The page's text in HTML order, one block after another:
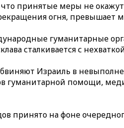
что принятые меры не
огня, превышает
гуманитарные
сталкивается с
Израиль в
гуманитарной помощи,
принято на фоне